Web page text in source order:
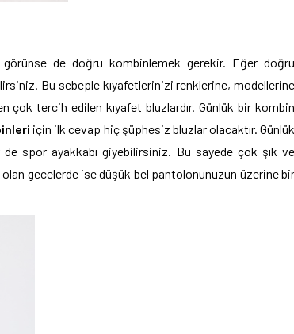
de doğru kombinlemek gerekir. Eğer doğru
Bu sebeple kıyafetlerinizi renklerine, modellerine
tercih edilen kıyafet bluzlardır. Günlük bir kombin
için ilk cevap hiç şüphesiz bluzlar olacaktır. Günlük
spor ayakkabı giyebilirsiniz. Bu sayede çok şık ve
gecelerde ise düşük bel pantolonunuzun üzerine bir